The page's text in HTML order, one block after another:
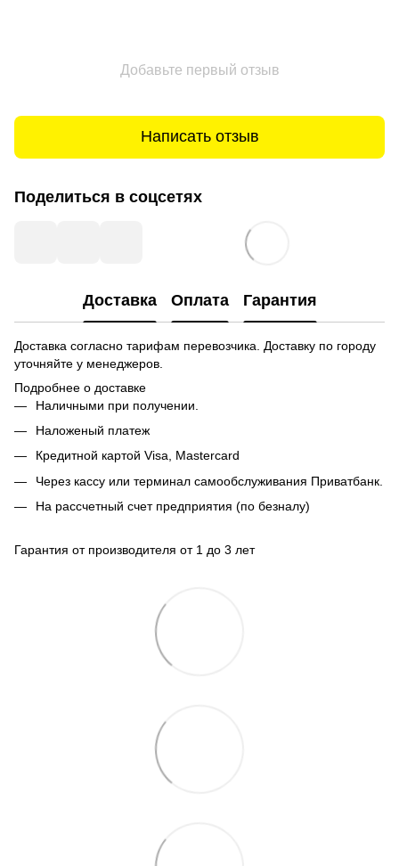
Добавьте первый отзыв
Написать отзыв
Поделиться в соцсетях
Доставка Оплата Гарантия
Доставка согласно тарифам перевозчика. Доставку по городу
уточняйте у менеджеров.
Подробнее о доставке
Наличными при получении.
Наложеный платеж
Кредитной картой Visa, Mastercard
Через кассу или терминал самообслуживания Приватбанк.
На рассчетный счет предприятия (по безналу)
Гарантия от производителя от 1 до 3 лет